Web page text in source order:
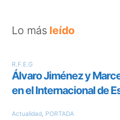
Lo más leído